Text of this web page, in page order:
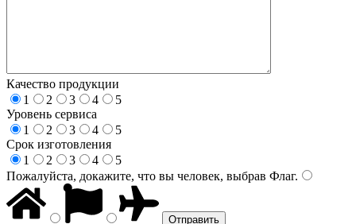
Качество продукции
1
2 3 4
5
Уровень сервиса
1
2 3 4
5
Срок изготовления
1
2 3 4
5
Пожалуйста, докажите, что вы человек, выбрав Флаг.